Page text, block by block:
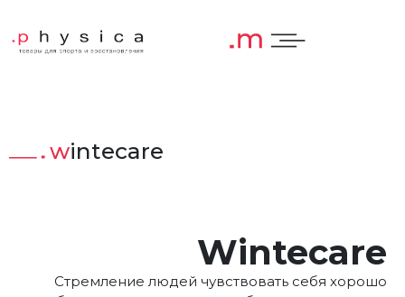
Wintecare
Wintecare
Стремление людей чувствовать себя хорошо